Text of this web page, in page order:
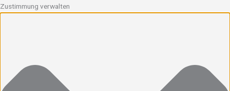
Zustimmung verwalten